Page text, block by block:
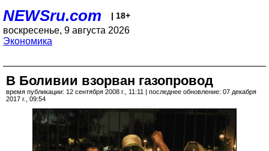
NEWSru.com | 18+
воскресенье, 9 августа 2026
Экономика
В Боливии взорван газопровод
время публикации: 12 сентября 2008 г., 11:11 | последнее обновление: 07 декабря
2017 г., 09:54